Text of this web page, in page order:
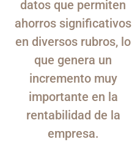
datos que permiten
ahorros significativos
en diversos rubros, lo
que genera un
incremento muy
importante en la
rentabilidad de la
empresa.